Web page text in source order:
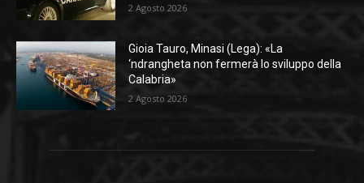
2 Agosto 2026
Gioia Tauro, Minasi (Lega): «La
‘ndrangheta non fermerà lo sviluppo della
Calabria»
2 Agosto 2026